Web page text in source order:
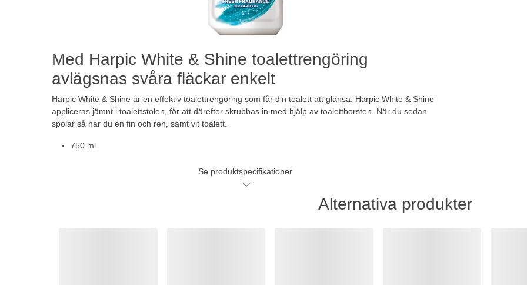
Med Harpic White & Shine toalettrengöring
avlägsnas svåra fläckar enkelt
Harpic White & Shine är en effektiv toalettrengöring som får din toalett att glänsa. Harpic White & Shine
appliceras jämnt i toalettstolen, för att därefter skrubbas in med hjälp av toalettborsten. När du sedan
spolar så har du en fin och ren, samt vit toalett.
750 ml
Se produktspecifikationer
Alternativa produkter